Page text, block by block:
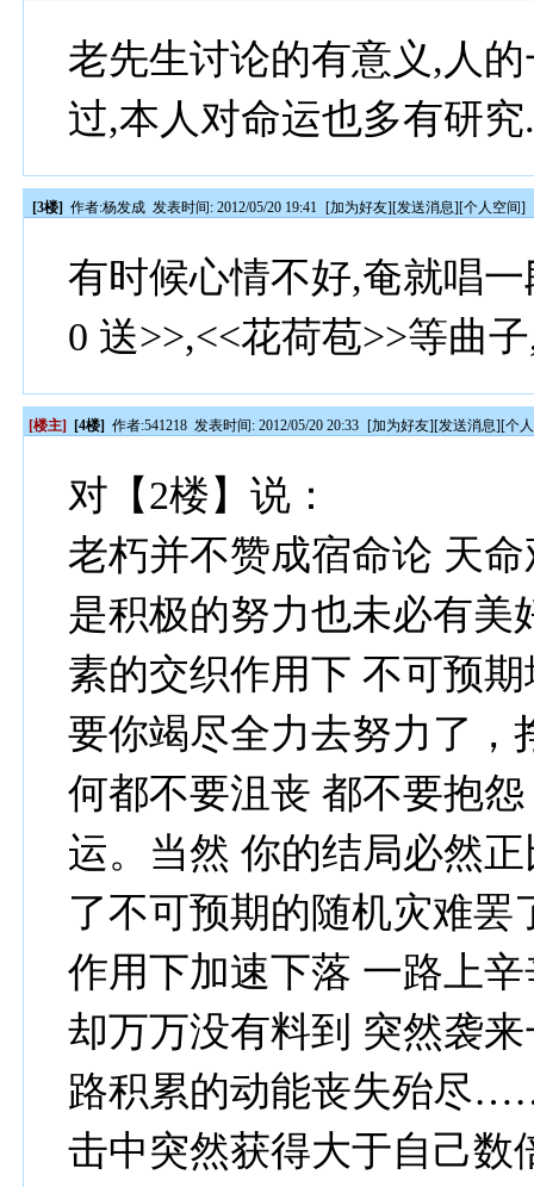
老先生讨论的有意义,人
过,本人对命运也多有研究
[3楼] 作者:杨发成 发表时间: 2012/05/20 19:41 [加为好友][发送消息][个人空间]
有时候心情不好,奄就唱
0 送>>,<<花荷苞>>等曲
[楼主] [4楼] 作者:541218 发表时间: 2012/05/20 20:33 [加为好友][发送消息][个
对【2楼】说：
老朽并不赞成宿命论 天
是积极的努力也未必有
素的交织作用下 不可预
要你竭尽全力去努力了
何都不要沮丧 都不要抱
运。当然 你的结局必然
了不可预期的随机灾难
作用下加速下落 一路上
却万万没有料到 突然袭
路积累的动能丧失殆尽
击中突然获得大于自己